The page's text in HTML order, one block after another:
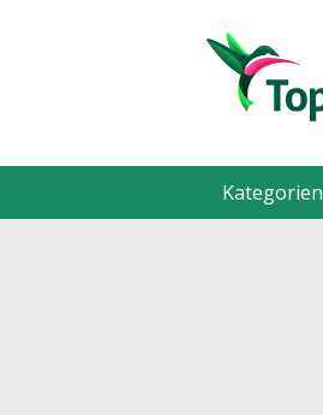
Kategorien